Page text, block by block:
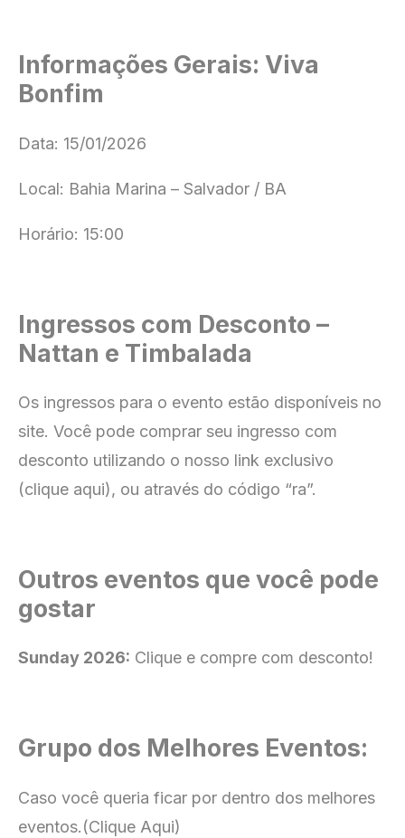
Informações Gerais: Viva
Bonfim
Data: 15/01/2026
Local: Bahia Marina – Salvador / BA
Horário: 15:00
Ingressos com Desconto –
Nattan e Timbalada
Os ingressos para o evento estão disponíveis no
site. Você pode comprar seu ingresso com
desconto utilizando o nosso link exclusivo
(clique aqui), ou através do código “ra”.
Outros eventos que você pode
gostar
Sunday 2026: Clique e compre com desconto!
Grupo dos Melhores Eventos:
Caso você queria ficar por dentro dos melhores
eventos.(Clique Aqui)